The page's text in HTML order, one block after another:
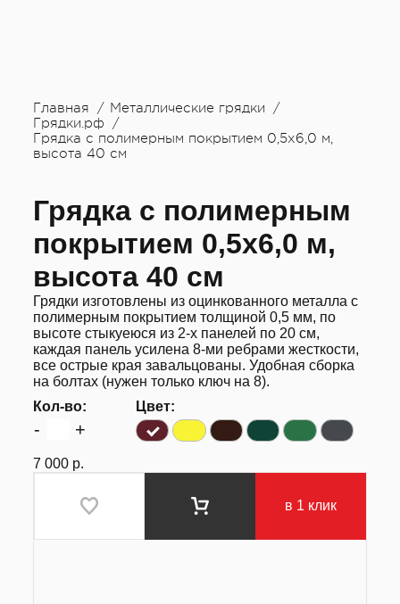
Главная
Металлические грядки
Грядки.рф
Грядка с полимерным покрытием 0,5х6,0 м,
высота 40 см
Грядка с полимерным
покрытием 0,5х6,0 м,
высота 40 см
Грядки изготовлены из оцинкованного металла с
полимерным покрытием толщиной 0,5 мм, по
высоте стыкуеюся из 2-х панелей по 20 см,
каждая панель усилена 8-ми ребрами жесткости,
все острые края завальцованы. Удобная сборка
на болтах (нужен только ключ на 8).
Кол-во:
- +
Цвет:
7 000 р.
в 1 клик